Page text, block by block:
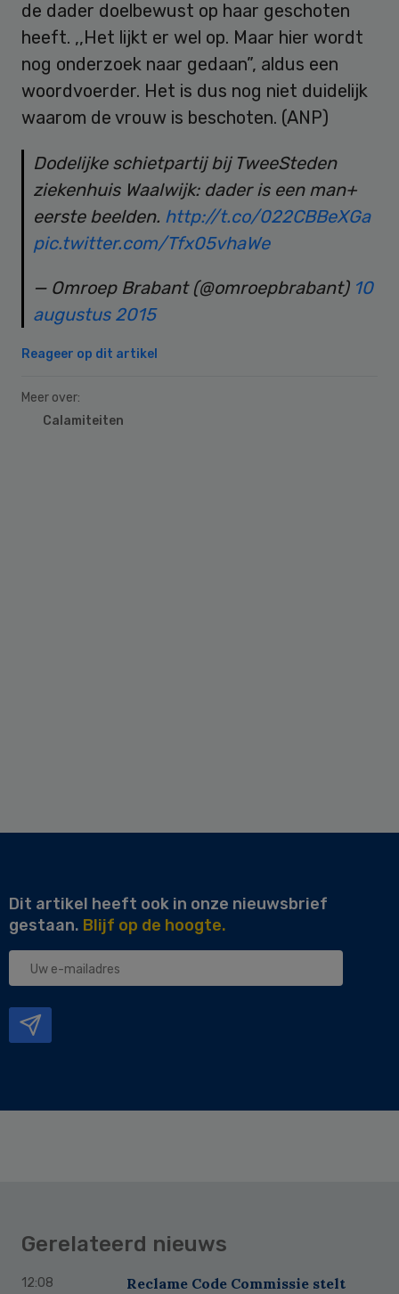
de dader doelbewust op haar geschoten
heeft. ,,Het lijkt er wel op. Maar hier wordt
nog onderzoek naar gedaan”, aldus een
woordvoerder. Het is dus nog niet duidelijk
waarom de vrouw is beschoten. (ANP)
Dodelijke schietpartij bij TweeSteden
ziekenhuis Waalwijk: dader is een man+
eerste beelden. http://t.co/022CBBeXGa
pic.twitter.com/Tfx05vhaWe
— Omroep Brabant (@omroepbrabant) 10
augustus 2015
Reageer op dit artikel
Meer over:
Calamiteiten
Dit artikel heeft ook in onze nieuwsbrief
gestaan. Blijf op de hoogte.
Uw
Gerelateerd nieuws
12:08
Reclame Code Commissie stelt